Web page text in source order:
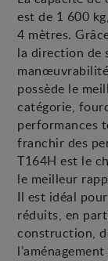
est de 1 600
4 mètres.
la direction de
possède le
catégorie,
performances
franchir des
T164H est le
le meilleur
Il est idéal
réduits, en
construction,